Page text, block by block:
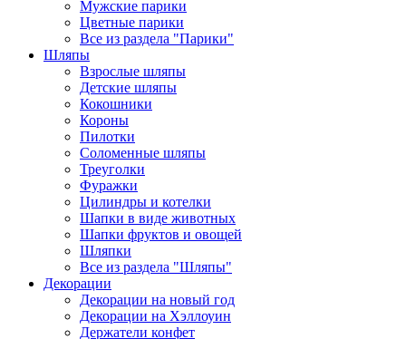
Мужские парики
Цветные парики
Все из раздела "Парики"
Шляпы
Взрослые шляпы
Детские шляпы
Кокошники
Короны
Пилотки
Соломенные шляпы
Треуголки
Фуражки
Цилиндры и котелки
Шапки в виде животных
Шапки фруктов и овощей
Шляпки
Все из раздела "Шляпы"
Декорации
Декорации на новый год
Декорации на Хэллоуин
Держатели конфет